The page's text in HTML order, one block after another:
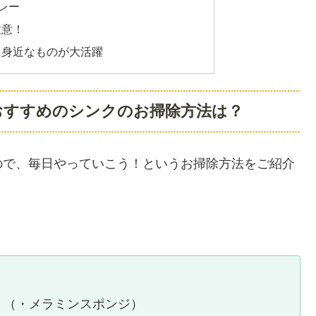
ー
！
近なものが大活躍
すめのシンクのお掃除方法は？
、毎日やっていこう！というお掃除方法をご紹介
・メラミンスポンジ）